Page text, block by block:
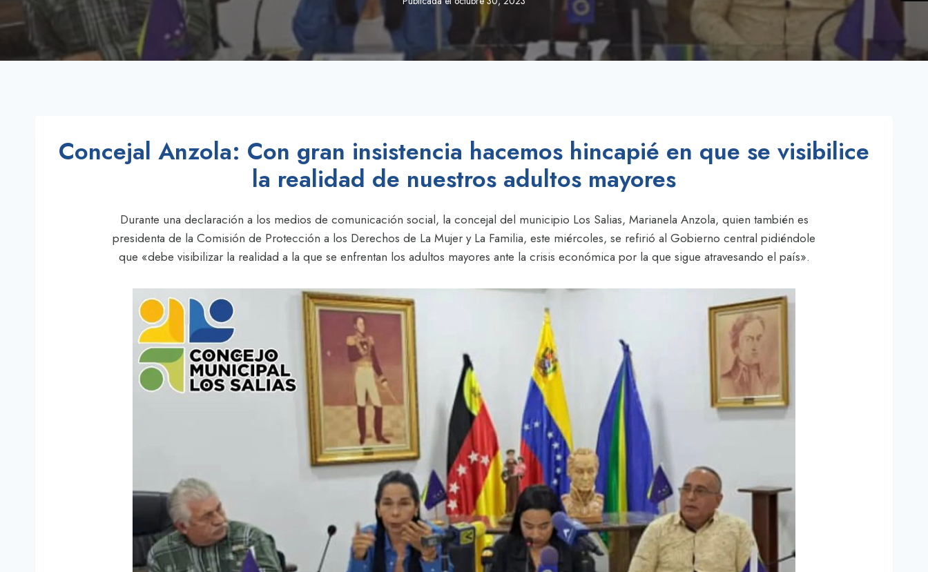
Concejal Anzola: Con gran insistencia hacemos hincapié en que se visibilice
la realidad de nuestros adultos mayores
Durante una declaración a los medios de comunicación social, la concejal del municipio Los Salias, Marianela Anzola, quien también es
presidenta de la Comisión de Protección a los Derechos de La Mujer y La Familia, este miércoles, se refirió al Gobierno central pidiéndole
que «debe visibilizar la realidad a la que se enfrentan los adultos mayores ante la crisis económica por la que sigue atravesando el país».